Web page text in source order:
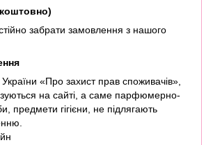
забрати замовлення з нашого
«Про захист прав споживачів»,
на сайті, а саме парфюмерно-
предмети гігієни, не підлягають